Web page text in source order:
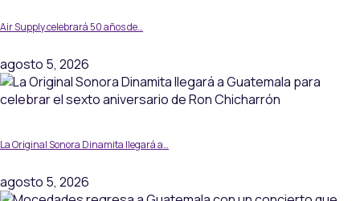
Air Supply celebrará 50 años de…
agosto 5, 2026
La Original Sonora Dinamita llegará a…
agosto 5, 2026